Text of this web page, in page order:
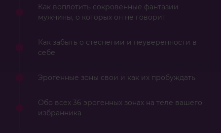
Как воплотить сокровенные фантазии
мужчины, о которых он не говорит
Как забыть о стеснении и неуверенности в
себе
Эрогенные зоны свои и как их пробуждать
Обо всех 36 эрогенных зонах на теле вашего
избранника